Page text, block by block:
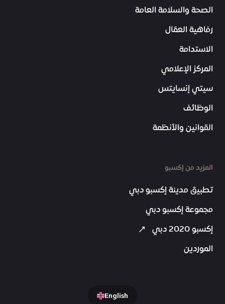
الصحة والسلامة العامة
رفاهية العمّال
الاستدامة
المركز الإعلامي
سيتي إنسايتس
الوظائف
القوانين والأنظمة
المزيد من إكسبو
تطبيق مدينة إكسبو دبي
مجموعة إكسبو دبي
إكسبو 2020 دبي
الموردين
English